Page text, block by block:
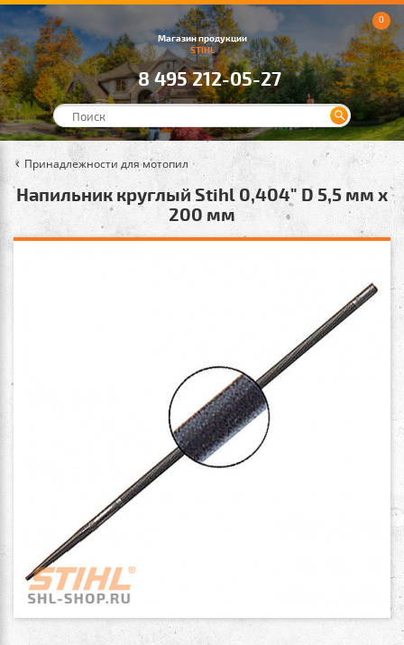
Магазин продукции
STIHL
8 495 212-05-27
0
Принадлежности для мотопил
Напильник круглый Stihl 0,404" D 5,5 мм х
200 мм